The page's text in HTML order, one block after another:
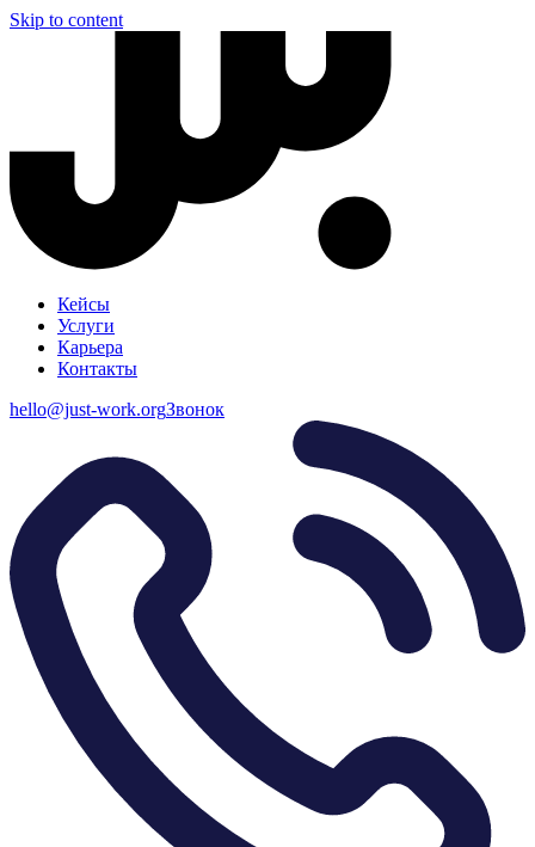
Skip to content
Кейсы
Услуги
Карьера
Контакты
hello@just-work.orgЗвонок